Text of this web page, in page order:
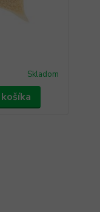
Skladom